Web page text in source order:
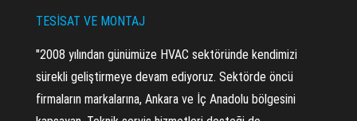
TESİSAT VE MONTAJ
"2008 yılından günümüze HVAC sektöründe kendimizi
sürekli geliştirmeye devam ediyoruz. Sektörde öncü
firmaların markalarına, Ankara ve İç Anadolu bölgesini